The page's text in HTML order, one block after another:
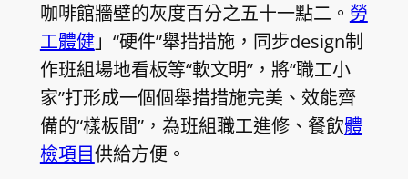
咖啡館牆壁的灰度百分之五十一點二。 勞
工體健」“硬件”舉措措施，同步design制
作班組場地看板等“軟文明”，將“職工小
家”打形成一個個舉措措施完美、效能齊
備的“樣板間”，為班組職工進修、餐飲體
檢項目供給方便。